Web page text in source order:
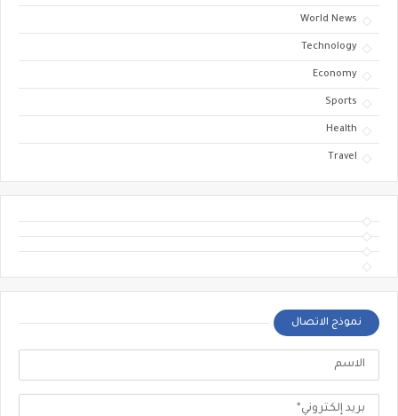
World News
Technology
Economy
Sports
Health
Travel
نموذج الاتصال